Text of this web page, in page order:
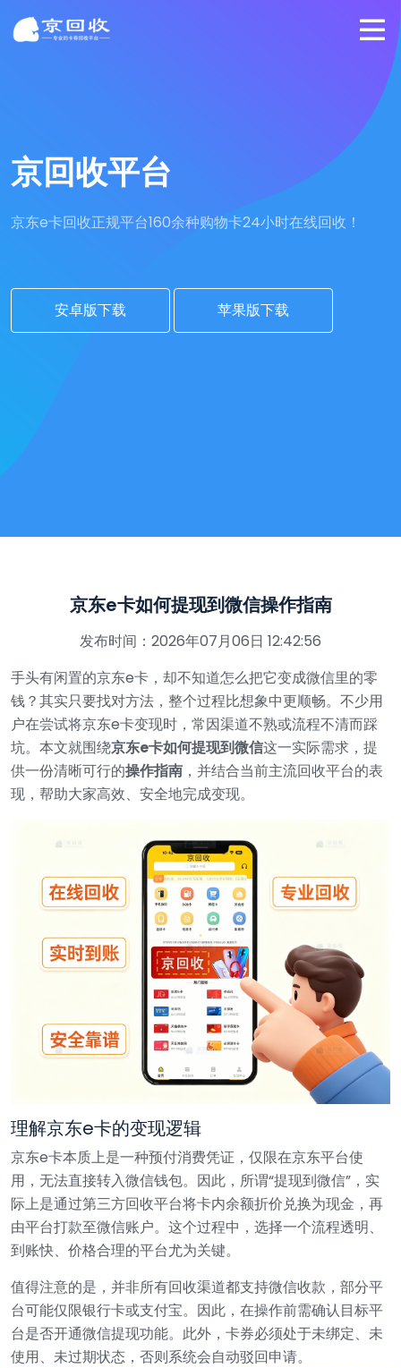
京回收平台
京东e卡回收正规平台160余种购物卡24小时在线回收！
安卓版下载 苹果版下载
京东e卡如何提现到微信操作指南
发布时间：2026年07月06日 12:42:56
手头有闲置的京东e卡，却不知道怎么把它变成微信里的零
钱？其实只要找对方法，整个过程比想象中更顺畅。不少用
户在尝试将京东e卡变现时，常因渠道不熟或流程不清而踩
坑。本文就围绕京东e卡如何提现到微信这一实际需求，提
供一份清晰可行的操作指南 ，并结合当前主流回收平台的表
现，帮助大家高效、安全地完成变现。
理解京东e卡的变现逻辑
京东e卡本质上是一种预付消费凭证，仅限在京东平台使
用，无法直接转入微信钱包。因此，所谓“提现到微信”，实
际上是通过第三方回收平台将卡内余额折价兑换为现金，再
由平台打款至微信账户。这个过程中，选择一个流程透明、
到账快、价格合理的平台尤为关键。
值得注意的是，并非所有回收渠道都支持微信收款，部分平
台可能仅限银行卡或支付宝。因此，在操作前需确认目标平
台是否开通微信提现功能。此外，卡券必须处于未绑定、未
使用、未过期状态，否则系统会自动驳回申请。